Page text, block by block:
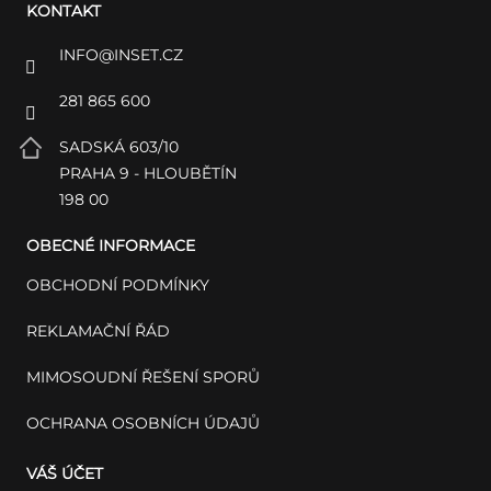
KONTAKT
INFO@INSET.CZ
281 865 600
SADSKÁ 603/10
PRAHA 9 - HLOUBĚTÍN
198 00
OBECNÉ INFORMACE
OBCHODNÍ PODMÍNKY
REKLAMAČNÍ ŘÁD
MIMOSOUDNÍ ŘEŠENÍ SPORŮ
OCHRANA OSOBNÍCH ÚDAJŮ
VÁŠ ÚČET